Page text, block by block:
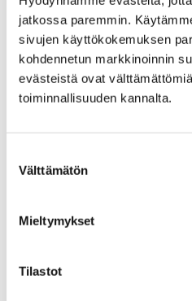
jatkossa paremmin.
sivujen käyttökokemuksen
kohdennetun markkinoinnin
evästeistä ovat
toiminnallisuuden kannalta.
valinta
Välttämätön
Mieltymykset
Tilastot
Etusivu
Kaupunki ja
Hankkeet ja verkostot
Maahanmuuttajien
Tietopaketti
Opiskelu
Etusivu